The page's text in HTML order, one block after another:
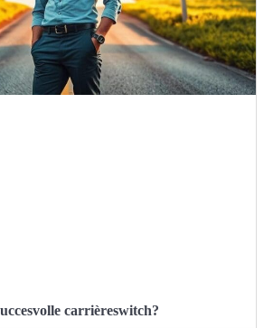
carrièreswitch?